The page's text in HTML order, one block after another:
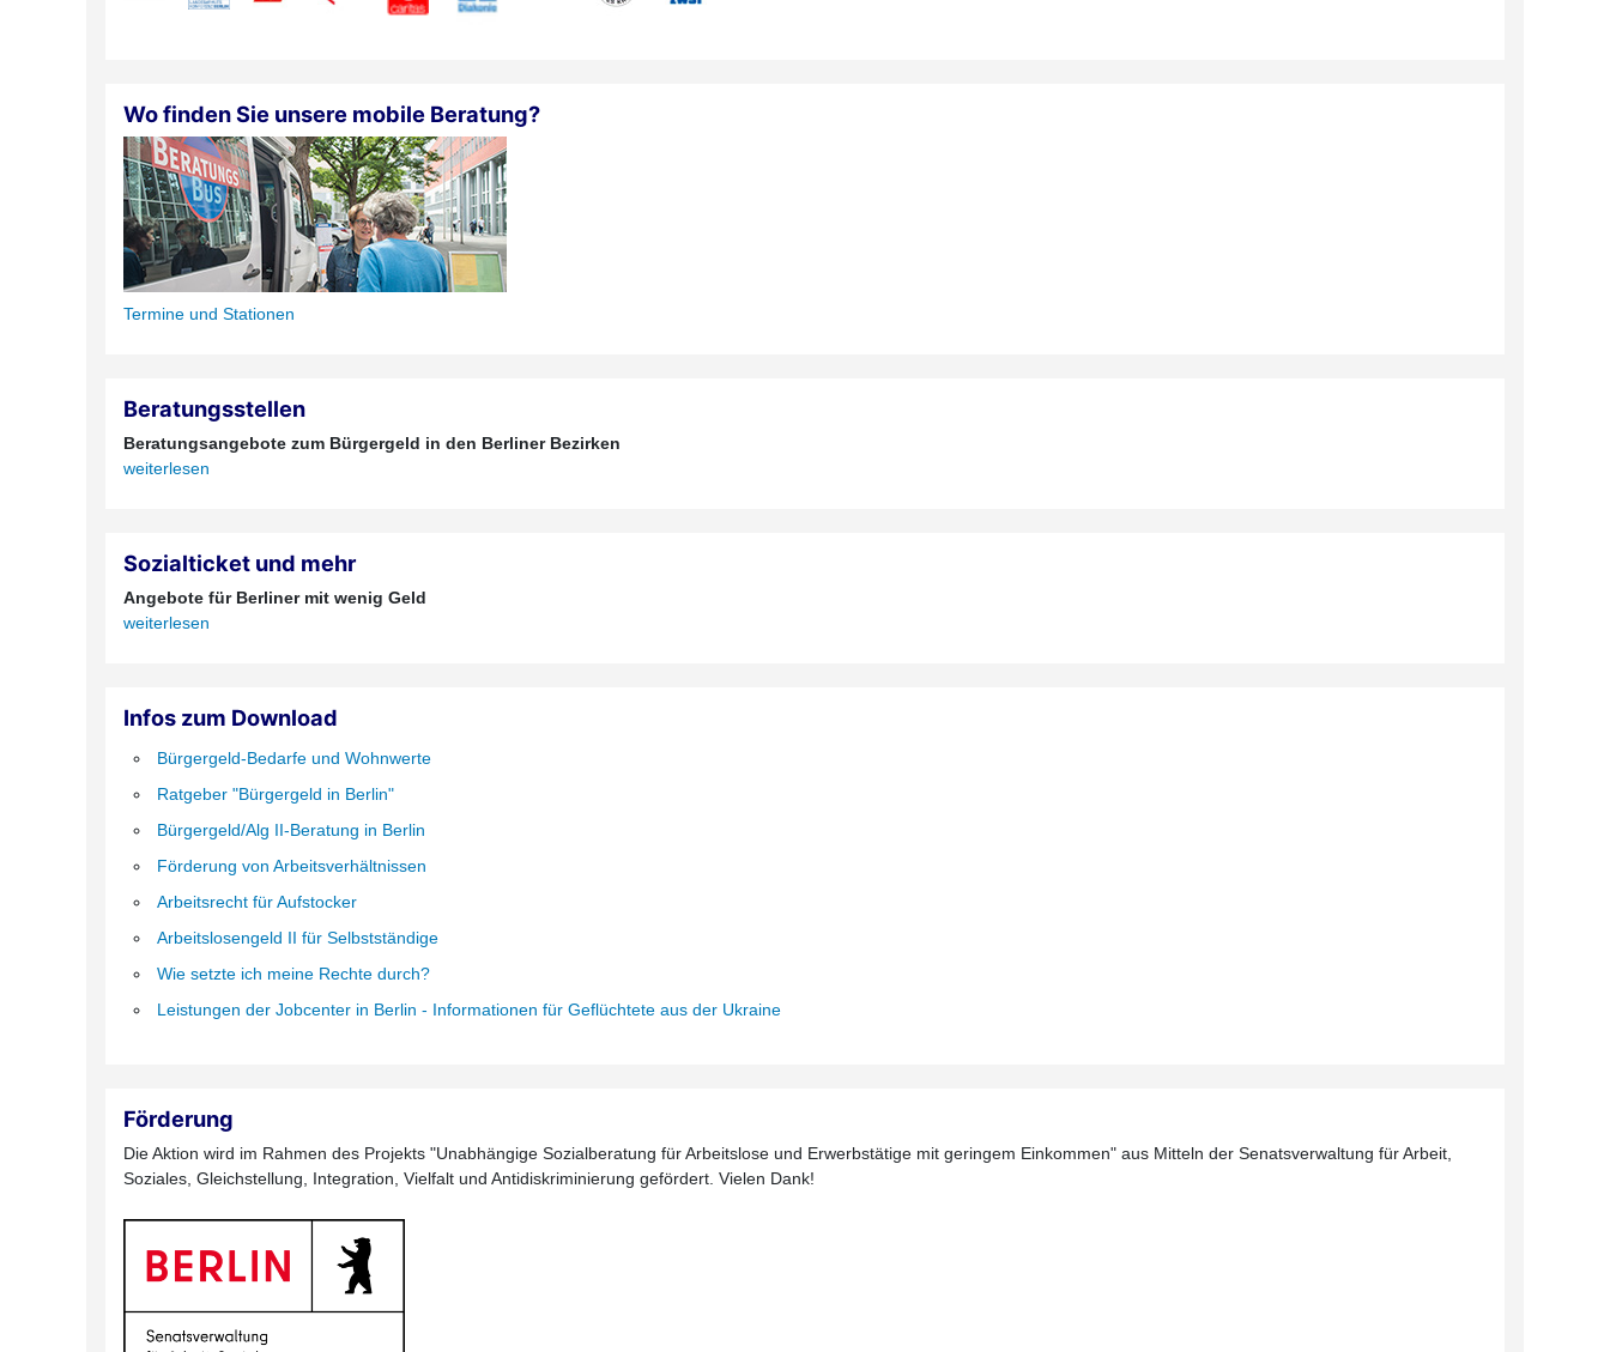
Wo finden Sie unsere mobile Beratung?
Termine und Stationen
Beratungsstellen
Beratungsangebote zum Bürgergeld in den Berliner Bezirken
weiterlesen
Sozialticket und mehr
Angebote für Berliner mit wenig Geld
weiterlesen
Infos zum Download
Bürgergeld-Bedarfe und Wohnwerte
Ratgeber "Bürgergeld in Berlin"
Bürgergeld/Alg II-Beratung in Berlin
Förderung von Arbeitsverhältnissen
Arbeitsrecht für Aufstocker
Arbeitslosengeld II für Selbstständige
Wie setzte ich meine Rechte durch?
Leistungen der Jobcenter in Berlin - Informationen für Geflüchtete aus der Ukraine
Förderung
Die Aktion wird im Rahmen des Projekts "Unabhängige Sozialberatung für Arbeitslose und Erwerbstätige mit geringem Einkommen" aus Mitteln der Senatsverwaltung für Arbeit,
Soziales, Gleichstellung, Integration, Vielfalt und Antidiskriminierung gefördert. Vielen Dank!